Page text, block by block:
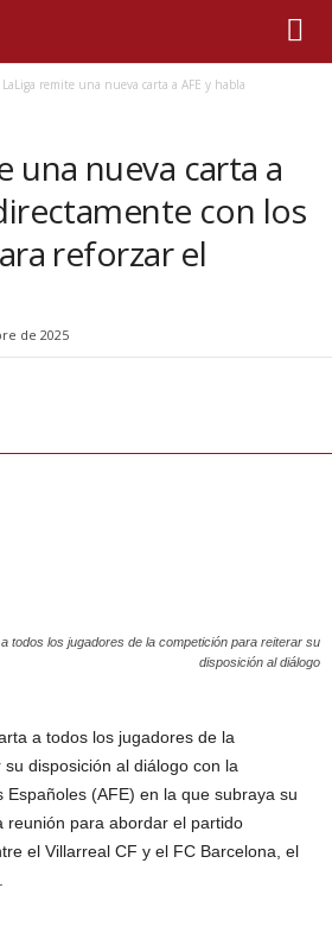
LaLiga remite una nueva carta a AFE y habla
una nueva carta a
con los
reforzar el
de 2025
todos los jugadores de la competición para reiterar su
disposición al diálogo
a todos los jugadores de la
disposición al diálogo con la
Españoles (AFE) en la que subraya su
reunión para abordar el partido
el Villarreal CF y el FC Barcelona, el